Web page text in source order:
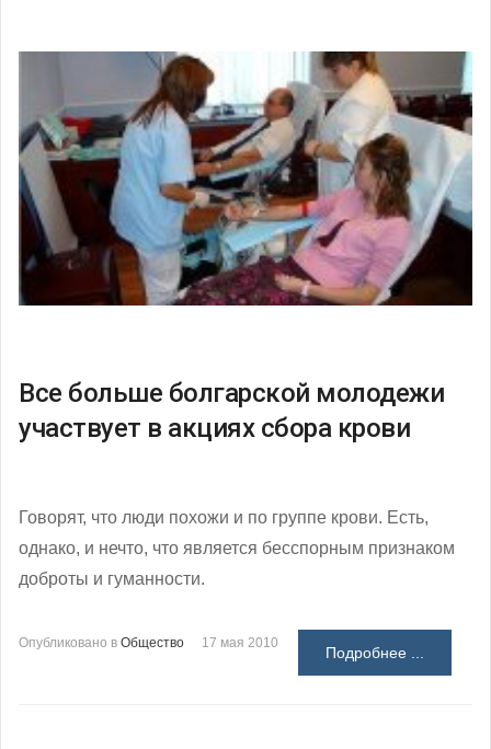
Все больше болгарской молодежи
участвует в акциях сбора крови
Говорят, что люди похожи и по группе крови. Есть,
однако, и нечто, что является бесспорным признаком
доброты и гуманности.
Опубликовано в Общество 17 мая 2010
Подробнее ...